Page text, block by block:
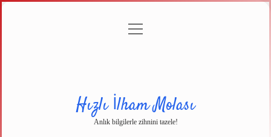
menüyü
Hızlı İlham Molası
Anlık bilgilerle zihnini tazele!